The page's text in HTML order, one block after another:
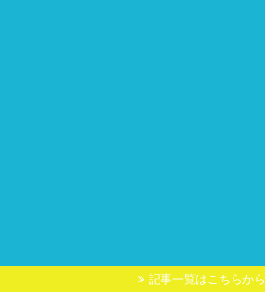
記事一覧はこちらから